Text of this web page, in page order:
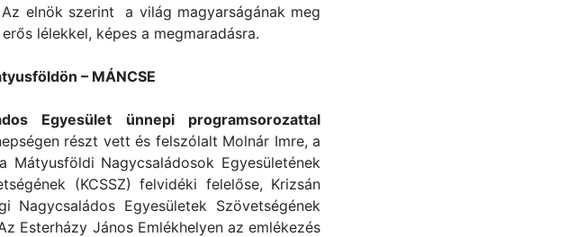
elnök szerint a világ magyarságának meg
lélekkel, képes a megmaradásra.
– MÁNCSE
Egyesület ünnepi programsorozattal
részt vett és felszólalt Molnár Imre, a
Mátyusföldi Nagycsaládosok Egyesületének
(KCSSZ) felvidéki felelőse, Krizsán
Egyesületek Szövetségének
Esterházy János Emlékhelyen az emlékezés